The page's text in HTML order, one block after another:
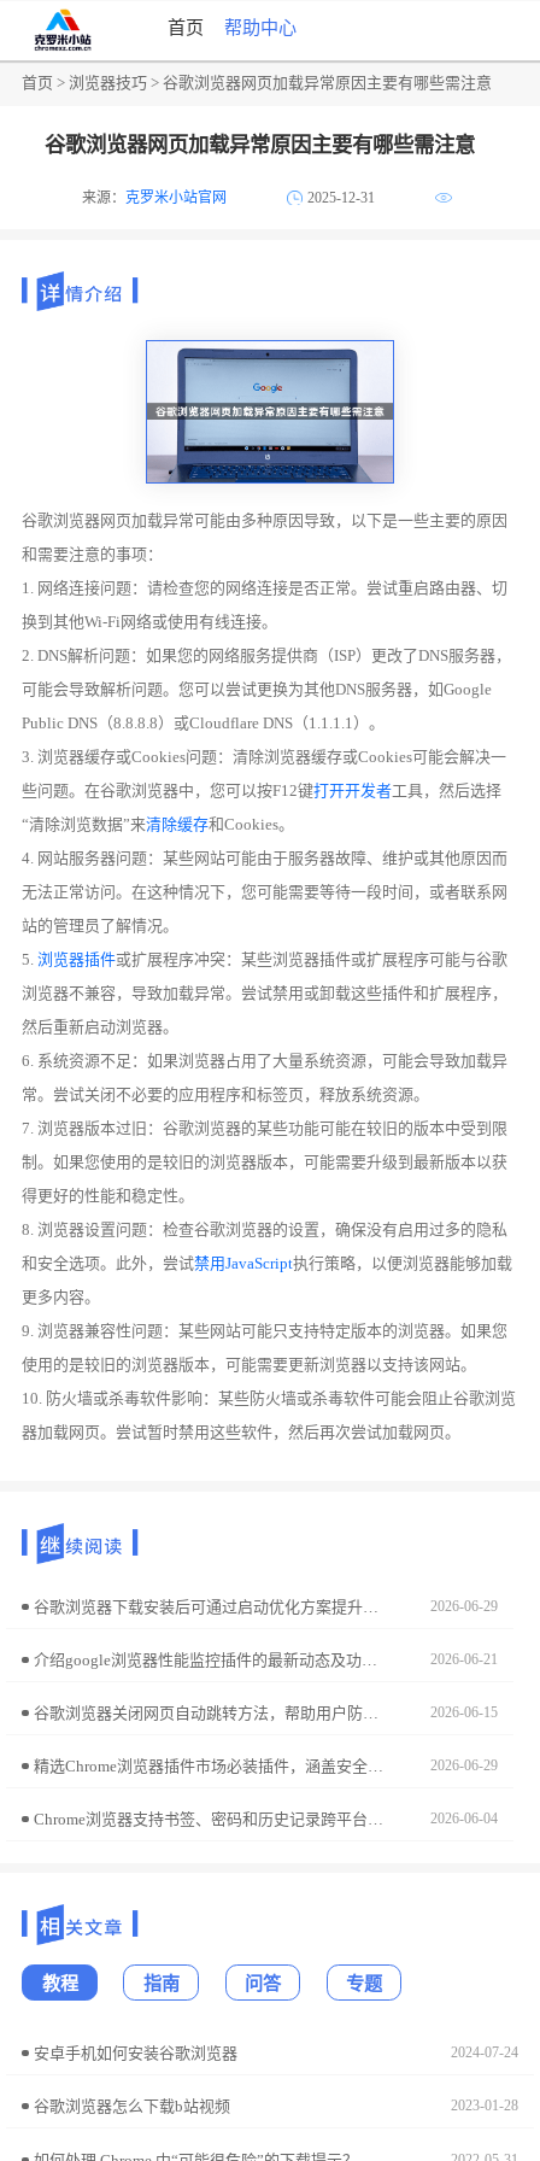
首页 帮助中心
首页 >浏览器技巧 > 谷歌浏览器网页加载异常原因主要有哪些需注意
谷歌浏览器网页加载异常原因主要有哪些需注意
来源：克罗米小站官网 2025-12-31
谷歌浏览器网页加载异常可能由多种原因导致，以下是一些主要的原因
和需要注意的事项：
1. 网络连接问题：请检查您的网络连接是否正常。尝试重启路由器、切
换到其他Wi-Fi网络或使用有线连接。
2. DNS解析问题：如果您的网络服务提供商（ISP）更改了DNS服务器，
可能会导致解析问题。您可以尝试更换为其他DNS服务器，如Google
Public DNS（8.8.8.8）或Cloudflare DNS（1.1.1.1）。
3. 浏览器缓存或Cookies问题：清除浏览器缓存或Cookies可能会解决一
些问题。在谷歌浏览器中，您可以按F12键打开开发者工具，然后选择
“清除浏览数据”来清除缓存和Cookies。
4. 网站服务器问题：某些网站可能由于服务器故障、维护或其他原因而
无法正常访问。在这种情况下，您可能需要等待一段时间，或者联系网
站的管理员了解情况。
5.浏览器插件或扩展程序冲突：某些浏览器插件或扩展程序可能与谷歌
浏览器不兼容，导致加载异常。尝试禁用或卸载这些插件和扩展程序，
然后重新启动浏览器。
6. 系统资源不足：如果浏览器占用了大量系统资源，可能会导致加载异
常。尝试关闭不必要的应用程序和标签页，释放系统资源。
7. 浏览器版本过旧：谷歌浏览器的某些功能可能在较旧的版本中受到限
制。如果您使用的是较旧的浏览器版本，可能需要升级到最新版本以获
得更好的性能和稳定性。
8. 浏览器设置问题：检查谷歌浏览器的设置，确保没有启用过多的隐私
和安全选项。此外，尝试禁用JavaScript执行策略，以便浏览器能够加载
更多内容。
9. 浏览器兼容性问题：某些网站可能只支持特定版本的浏览器。如果您
使用的是较旧的浏览器版本，可能需要更新浏览器以支持该网站。
10. 防火墙或杀毒软件影响：某些防火墙或杀毒软件可能会阻止谷歌浏览
器加载网页。尝试暂时禁用这些软件，然后再次尝试加载网页。
谷歌浏览器下载安装后可通过启动优化方案提升浏览器启动速度，用户可改善性能和响应时间，实现更流畅的浏览体验和高效操作。 2026-06-29
介绍google浏览器性能监控插件的最新动态及功能更新，帮助用户实时监测浏览器运行状态，提升使用效率。 2026-06-21
谷歌浏览器关闭网页自动跳转方法，帮助用户防止恶意跳转和广告弹窗，保障浏览安全，提升使用体验。详细步骤简单易操作。 2026-06-15
精选Chrome浏览器插件市场必装插件，涵盖安全、效率、娱乐等多领域，提升谷歌浏览器功能和用户体验。 2026-06-29
Chrome浏览器支持书签、密码和历史记录跨平台同步，教程详细指导操作步骤，帮助用户实现多设备数据统一管理。 2026-06-04
教程 指南 问答 专题
安卓手机如何安装谷歌浏览器 2024-07-24
谷歌浏览器怎么下载b站视频 2023-01-28